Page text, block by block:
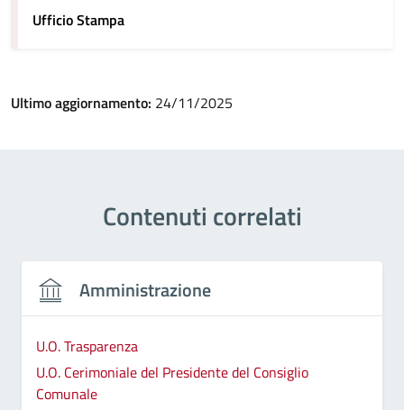
Ufficio Stampa
Ultimo aggiornamento: 24/11/2025
Contenuti correlati
Amministrazione
U.O. Trasparenza
U.O. Cerimoniale del Presidente del Consiglio
Comunale